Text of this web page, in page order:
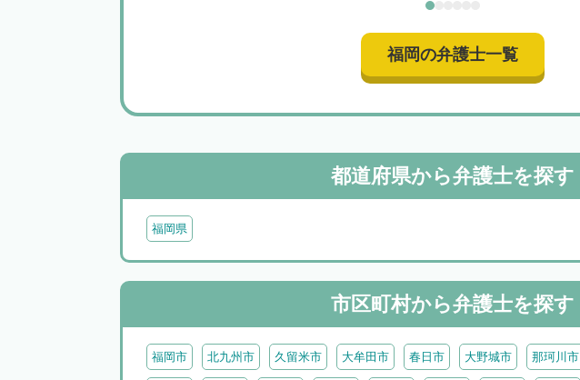
福岡の弁護士一覧
都道府県から弁護士を探す
福岡県
市区町村から弁護士を探す
福岡市 北九州市 久留米市 大牟田市 春日市 大野城市 那珂川市